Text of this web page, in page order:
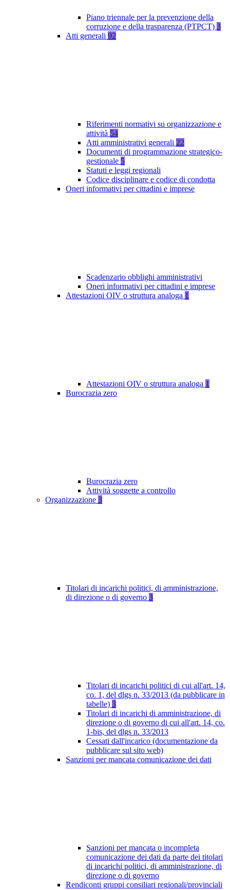
Piano triennale per la prevenzione della
corruzione e della trasparenza (PTPCT) 3
Atti generali 92
Riferimenti normativi su organizzazione e
attività 54
Atti amministrativi generali 22
Documenti di programmazione strategico-
gestionale 5
Statuti e leggi regionali
Codice disciplinare e codice di condotta
Oneri informativi per cittadini e imprese
Scadenzario obblighi amministrativi
Oneri informativi per cittadini e imprese
Attestazioni OIV o struttura analoga 1
Attestazioni OIV o struttura analoga 1
Burocrazia zero
Burocrazia zero
Attività soggette a controllo
Organizzazione 3
Titolari di incarichi politici, di amministrazione,
di direzione o di governo 3
Titolari di incarichi politici di cui all'art. 14,
co. 1, del dlgs n. 33/2013 (da pubblicare in
tabelle) 3
Titolari di incarichi di amministrazione, di
direzione o di governo di cui all'art. 14, co.
1-bis, del dlgs n. 33/2013
Cessati dall'incarico (documentazione da
pubblicare sul sito web)
Sanzioni per mancata comunicazione dei dati
Sanzioni per mancata o incompleta
comunicazione dei dati da parte dei titolari
di incarichi politici, di amministrazione, di
direzione o di governo
Rendiconti gruppi consiliari regionali/provinciali